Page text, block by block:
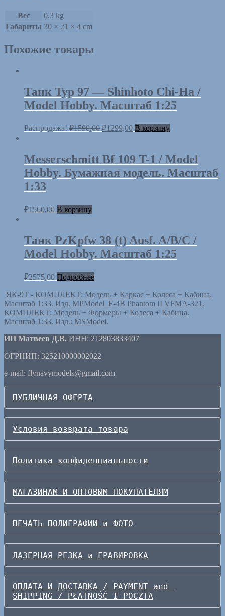
Вес
0.3 kg
Габариты 30 × 21 × 4 cm
Похожие товары
Танк Typ 97 — Shinhoto Chi-Ha /
Model Hobby. Масштаб 1:25
Распродажа! ₽1590,00 ₽1299,00 В корзину
Messerschmitt Bf 109 T-1 / Model
Hobby. Бумажная модель. Масштаб
1:33
₽1560,00 В корзину
Танк PzKpfw 38 (t) Ausf. A/B/C /
Model Hobby. Масштаб 1:25
₽2575,00 Подробнее
ЯК-9Т - КОМПЛЕКТ: Модель + Каркас + Колеса + Кабина.
Масштаб 1:33. Изд. MPModel F-4B Phantom II VFMA-321.
КОМПЛЕКТ: Модель + Формеры + Колеса + Кабина.
Масштаб 1:33. Изд.: MSModel.
ИП Матвеев Д.В. ИНН: 212803833407
ОГРНИП: 325210000002022
e-mail: flynavymodels@gmail.com
ПУБЛИЧНАЯ ОФЕРТА
Условия возврата товара
Политика конфиденциальности
МАГАЗИНАМ И ОПТОВЫМ ПОКУПАТЕЛЯМ
ПЕЧАТЬ ПОЛИГРАФИИ и ФОТО
ЛАЗЕРНАЯ РЕЗКА и ГРАВИРОВКА
ОПЛАТА И ДОСТАВКА / PAYMENT and
SHIPPING / PŁATNOŚĆ I POCZTA